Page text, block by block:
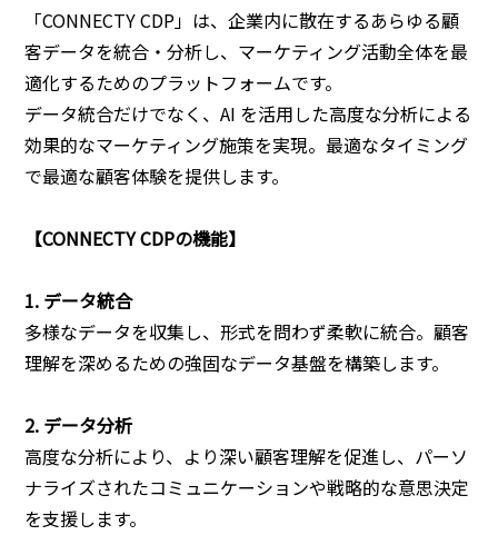
「CONNECTY CDP」は、企業内に散在するあらゆる顧
客データを統合・分析し、マーケティング活動全体を最
適化するためのプラットフォームです。
データ統合だけでなく、AI を活用した高度な分析による
効果的なマーケティング施策を実現。最適なタイミング
で最適な顧客体験を提供します。
【CONNECTY CDPの機能】
1. データ統合
多様なデータを収集し、形式を問わず柔軟に統合。顧客
理解を深めるための強固なデータ基盤を構築します。
2. データ分析
高度な分析により、より深い顧客理解を促進し、パーソ
ナライズされたコミュニケーションや戦略的な意思決定
を支援します。